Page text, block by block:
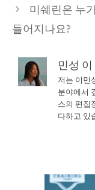
미쉐린은 누
들어지나요?
민성 이
저는 이민
분야에서
스의 편집
다하고 있